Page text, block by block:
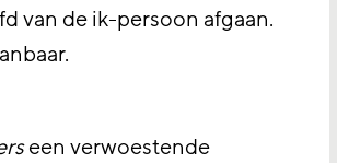
van de ik-persoon afgaan.
een verwoestende